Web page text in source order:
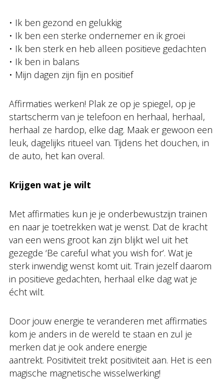
• Ik ben gezond en gelukkig
• Ik ben een sterke ondernemer en ik groei
• Ik ben sterk en heb alleen positieve gedachten
• Ik ben in balans
• Mijn dagen zijn fijn en positief
Affirmaties werken! Plak ze op je spiegel, op je
startscherm van je telefoon en herhaal, herhaal,
herhaal ze hardop, elke dag. Maak er gewoon een
leuk, dagelijks ritueel van. Tijdens het douchen, in
de auto, het kan overal.
Krijgen wat je wilt
Met affirmaties kun je je onderbewustzijn trainen
en naar je toetrekken wat je wenst. Dat de kracht
van een wens groot kan zijn blijkt wel uit het
gezegde ‘Be careful what you wish for’. Wat je
sterk inwendig wenst komt uit. Train jezelf daarom
in positieve gedachten, herhaal elke dag wat je
écht wilt.
Door jouw energie te veranderen met affirmaties
kom je anders in de wereld te staan en zul je
merken dat je ook andere energie
aantrekt. Positiviteit trekt positiviteit aan. Het is een
magische magnetische wisselwerking!